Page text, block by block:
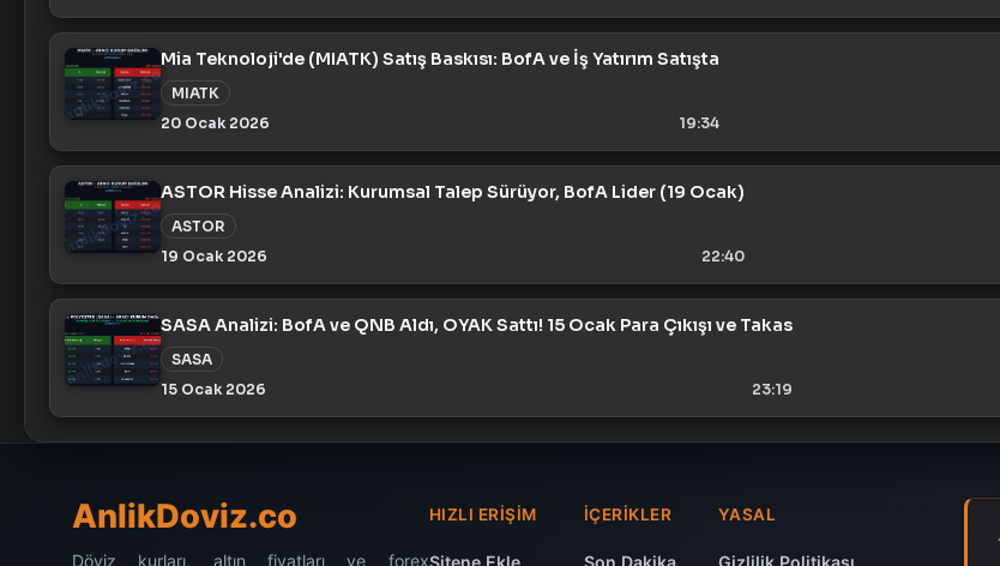
Mia Teknoloji'de (MIATK) Satış Baskısı: BofA ve İş Yatırım Satışta
MIATK
20 Ocak 2026
19:34
ASTOR Hisse Analizi: Kurumsal Talep Sürüyor, BofA Lider (19 Ocak)
ASTOR
19 Ocak 2026
22:40
SASA Analizi: BofA ve QNB Aldı, OYAK Sattı! 15 Ocak Para Çıkışı ve Takas
SASA
15 Ocak 2026
23:19
AnlikDoviz.co
Döviz kurları, altın fiyatları ve forex
HIZLI ERIŞIM
Sitene Ekle
İÇERIKLER
Son Dakika
YASAL
Gizlilik Politikası